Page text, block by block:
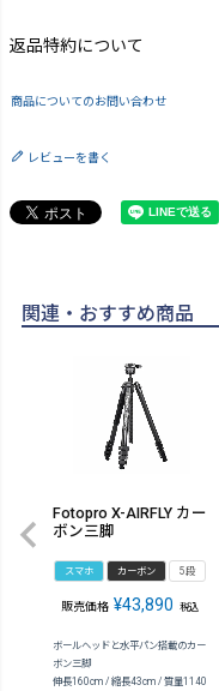
返品特約について
商品についてのお問い合わせ
レビューを書く
関連・おすすめ商品
Fotopro X-AIRFLY カー
ボン三脚
スマホ カーボン 5段
販売価格 ¥43,890 税込
ボールヘッドと水平パン搭載のカー
ボン三脚
伸長160cm / 縮長43cm / 質量1140